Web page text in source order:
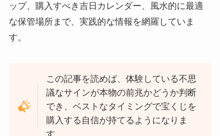
ップ、購入すべき吉日カレンダー、風水的に最適
な保管場所まで、実践的な情報を網羅していま
す。
この記事を読めば、体験している不思
議なサインが本物の前兆かどうか判断
でき、ベストなタイミングで宝くじを
購入する自信が持てるようになりま
す。